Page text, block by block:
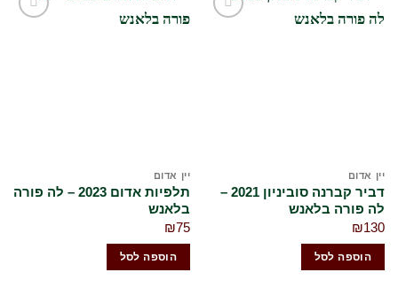
יין אדום
דביר קברנה סוביניון 2021 –
לה פורה בלאנש
₪130
הוספה לסל
יין אדום
תלפיות אדום 2023 – לה פורה
בלאנש
₪75
הוספה לסל